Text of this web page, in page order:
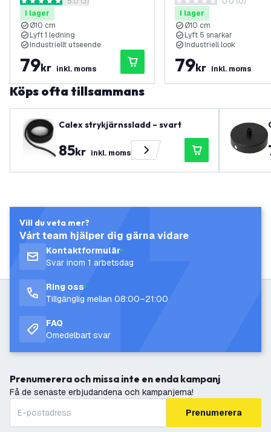
öppna recensionspanel
5 stjärnbetyg
I lager
Ø10 cm
Lyft 1 ledning
Industriellt utseende
79kr inkl. moms
0 stjärnbetyg
I lager
Ø10 cm
Lyft 5 snarkar
Industriell look
79kr inkl. moms
Köps ofta tillsammans
Calex strykjärnssladd – svart
85kr inkl. moms
Vill du veta mer?
Vårt team hjälper dig gärna vidare
Kontaktformulär
Svar inom 1 arbetsdag
Ring oss
Tillgänglig mellan 08:00–21:00
FAQ
Omedelbart svar
Prenumerera och missa inte en enda kampanj
Få de senaste erbjudandena och kampanjerna!
Prenumerera